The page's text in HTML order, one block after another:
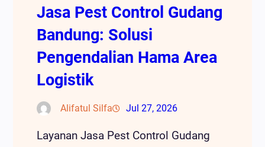
Jasa Pest Control Gudang
Bandung: Solusi
Pengendalian Hama Area
Logistik
Alifatul Silfa Jul 27, 2026
Layanan Jasa Pest Control Gudang